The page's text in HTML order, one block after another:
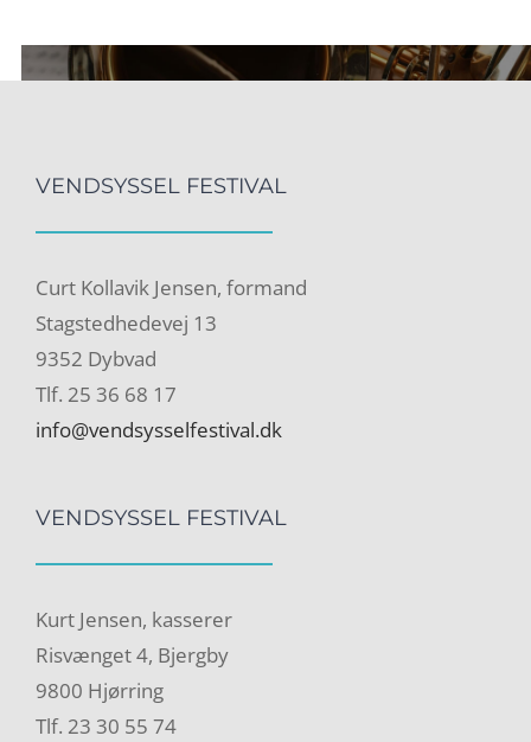
VENDSYSSEL FESTIVAL
Curt Kollavik Jensen, formand
Stagstedhedevej 13
9352 Dybvad
Tlf. 25 36 68 17
info@vendsysselfestival.dk
VENDSYSSEL FESTIVAL
Kurt Jensen, kasserer
Risvænget 4, Bjergby
9800 Hjørring
Tlf. 23 30 55 74